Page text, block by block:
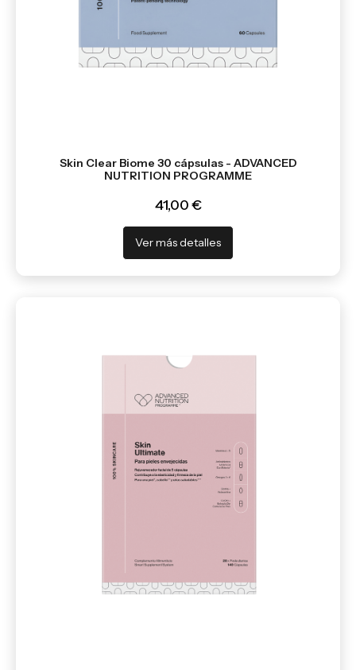
Skin Clear Biome 30 cápsulas - ADVANCED
NUTRITION PROGRAMME
41,00 €
Ver más detalles